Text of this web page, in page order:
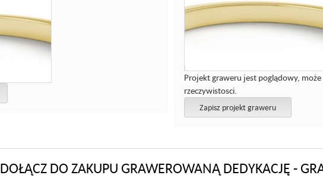
Projekt graweru jest poglądowy, może
rzeczywistosci.
Zapisz projekt graweru
DOŁĄCZ DO ZAKUPU GRAWEROWANĄ DEDYKACJĘ -